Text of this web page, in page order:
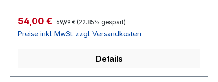
Verkaufspreis:
54,00 € Regulärer Preis:
69,99 € (22.85% gespart)
Preise inkl. MwSt. zzgl. Versandkosten
Details